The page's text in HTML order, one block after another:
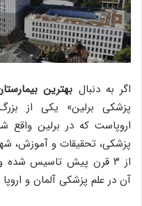
اگر به دنبال بهترین
پزشکی برلین» یکی از
اروپاست که در برلین
پزشکی، تحقیقات و آموزش،
از ۳ قرن پیش تاسیس شده
آن در علم پزشکی آلمان و